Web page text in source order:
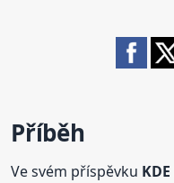
Příběh
Ve svém příspěvku